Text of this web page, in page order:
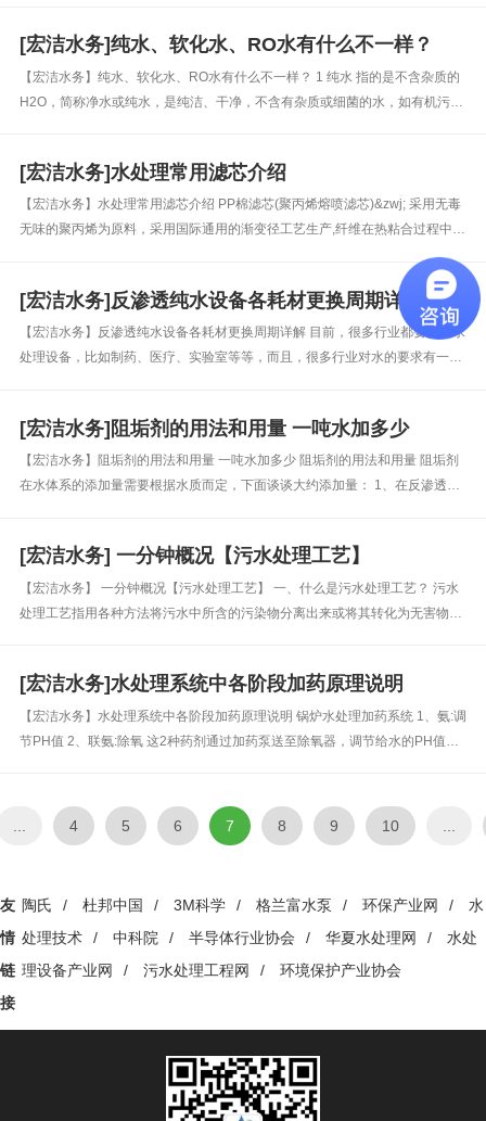
Ca...
[宏洁水务]纯水、软化水、RO水有什么不一样？
【宏洁水务】纯水、软化水、RO水有什么不一样？ 1 纯水 指的是不含杂质的
H2O，简称净水或纯水，是纯洁、干净，不含有杂质或细菌的水，如有机污染
[宏洁水务]水处理常用滤芯介绍
【宏洁水务】水处理常用滤芯介绍 PP棉滤芯(聚丙烯熔喷滤芯)&zwj; 采用无毒
无味的聚丙烯为原料，采用国际通用的渐变径工艺生产,纤维在热粘合过程中形
成三维微孔结构,微孔孔径由内向外呈梯度分布,集表面,深层,粗精滤为一体,可截
[宏洁水务]反渗透纯水设备各耗材更换周期详解
【宏洁水务】反渗透纯水设备各耗材更换周期详解 目前，很多行业都要使用水
处理设备，比如制药、医疗、实验室等等，而且，很多行业对水的要求有一定
备耗...
[宏洁水务]阻垢剂的用法和用量 一吨水加多少
【宏洁水务】阻垢剂的用法和用量 一吨水加多少 阻垢剂的用法和用量 阻垢剂
在水体系的添加量需要根据水质而定，下面谈谈大约添加量： 1、在反渗透水
[宏洁水务] 一分钟概况【污水处理工艺】
【宏洁水务】 一分钟概况【污水处理工艺】 一、什么是污水处理工艺？ 污水
处理工艺指用各种方法将污水中所含的污染物分离出来或将其转化为无害物，
[宏洁水务]水处理系统中各阶段加药原理说明
【宏洁水务】水处理系统中各阶段加药原理说明 锅炉水处理加药系统 1、氨:调
节PH值 2、联氨:除氧 这2种药剂通过加药泵送至除氧器，调节给水的PH值及
4 5 6 7 8 9 10
友
情
链
接
陶氏 / 杜邦中国 / 3M科学 / 格兰富水泵 / 环保产业网 /
水
处理技术
/ 中科院 / 半导体行业协会 / 华夏水处理网 /
水处
理设备产业网
/ 污水处理工程网 / 环境保护产业协会